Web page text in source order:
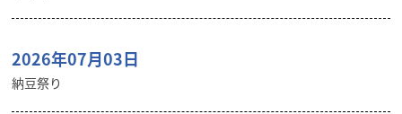
2026年07月03日
納豆祭り